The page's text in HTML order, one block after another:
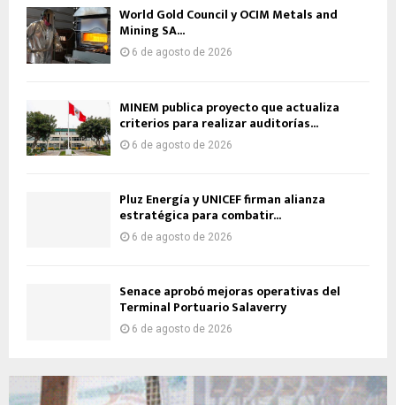
World Gold Council y OCIM Metals and
Mining SA...
6 de agosto de 2026
MINEM publica proyecto que actualiza
criterios para realizar auditorías...
6 de agosto de 2026
Pluz Energía y UNICEF firman alianza
estratégica para combatir...
6 de agosto de 2026
Senace aprobó mejoras operativas del
Terminal Portuario Salaverry
6 de agosto de 2026